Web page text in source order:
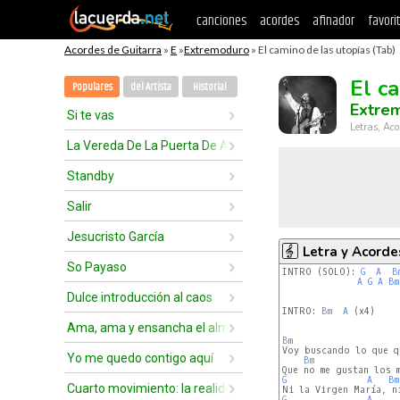
canciones acordes afinador
Acordes de Guitarra » E »Extremoduro » El camino de las utopías (Tab)
Populares del Artista Historial
Si te vas
La Vereda De La Puerta De Atrás
Standby
Salir
Jesucristo García
So Payaso
Dulce introducción al caos
Ama, ama y ensancha el alma
Yo me quedo contigo aquí
Cuarto movimiento: la realidad
El
Letras,
Letra y
INTRO (SOLO): G A
A G A Bm
INTRO: Bm A (x4)
Bm
Voy buscando lo que
Bm
G
A Bm